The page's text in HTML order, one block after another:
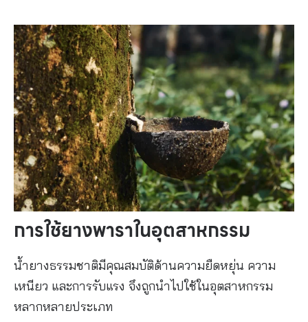
การใช้ยางพาราในอุตสาหกรรม
น้ำยางธรรมชาติมีคุณสมบัติด้านความยืดหยุ่น ความ
เหนียว และการรับแรง จึงถูกนำไปใช้ในอุตสาหกรรม
หลากหลายประเภท